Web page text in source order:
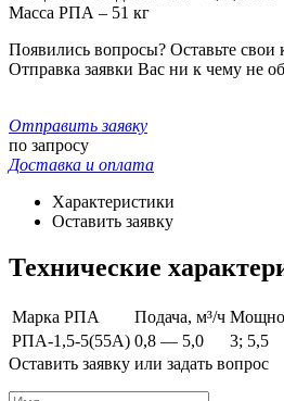
Масса РПА – 51 кг
Появились вопросы? Оставьте
Отправка заявки Вас ни к чему не
Отправить заявку
по запросу
Доставка и оплата
Характеристики
Оставить заявку
Технические
Марка РПА Подача, м³/ч
РПА-1,5-5(55А) 0,8 — 5,0 3; 5,5
Оставить заявку или задать вопрос